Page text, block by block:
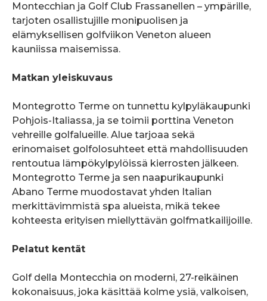
Montecchian ja Golf Club Frassanellen – ympärille,
tarjoten osallistujille monipuolisen ja
elämyksellisen golfviikon Veneton alueen
kauniissa maisemissa.
Matkan yleiskuvaus
Montegrotto Terme on tunnettu kylpyläkaupunki
Pohjois-Italiassa, ja se toimii porttina Veneton
vehreille golfalueille. Alue tarjoaa sekä
erinomaiset golfolosuhteet että mahdollisuuden
rentoutua lämpökylpylöissä kierrosten jälkeen.
Montegrotto Terme ja sen naapurikaupunki
Abano Terme muodostavat yhden Italian
merkittävimmistä spa alueista, mikä tekee
kohteesta erityisen miellyttävän golfmatkailijoille.
Pelatut kentät
Golf della Montecchia on moderni, 27-reikäinen
kokonaisuus, joka käsittää kolme ysiä, valkoisen,